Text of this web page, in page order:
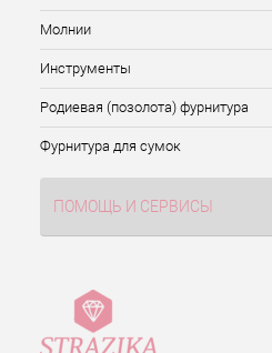
Молнии
Инструменты
Родиевая (позолота) фурнитура
Фурнитура для сумок
ПОМОЩЬ И СЕРВИСЫ